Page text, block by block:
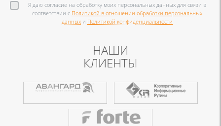
Я даю согласие на обработку моих персональных данных для связи в
соответствии с Политикой в отношении обработки персональных
данных и Политикой конфиденциальности
НАШИ
КЛИЕНТЫ